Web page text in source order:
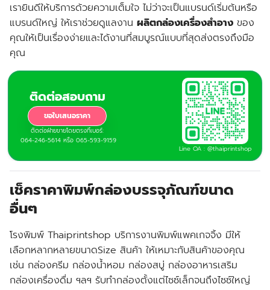
เรายินดีให้บริการด้วยความเต็มใจ ไม่ว่าจะเป็นแบรนด์เริ่มต้นหรือ
แบรนด์ใหญ่ ให้เราช่วยดูแลงาน ผลิตกล่องเครื่องสำอาง ของ
คุณให้เป็นเรื่องง่ายและได้งานที่สมบูรณ์แบบที่สุดส่งตรงถึงมือ
คุณ
ติดต่อสอบถาม
ขอใบเสนอราคา
ติดต่อฝ่ายขายโดยตรงที่เบอร์:
064-246-5614 หรือ 065-593-9159
Line OA : @thaiprintshop
เช็คราคาพิมพ์กล่องบรรจุภัณฑ์ขนาด
อื่นๆ
โรงพิมพ์ Thaiprintshop บริการงานพิมพ์แพคเกจจิ้ง มีให้
เลือกหลากหลายขนาดSize สินค้า ให้เหมาะกับสินค้าของคุณ
เช่น กล่องครีม กล่องน้ำหอม กล่องสบู่ กล่องอาหารเสริม
กล่องเครื่องดื่ม ฯลฯ รับทำกล่องตั้งแต่ไซซ์เล็กจนถึงไซซ์ใหญ่